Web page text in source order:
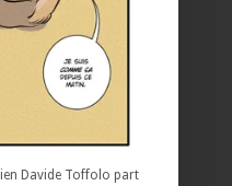
Davide Toffolo part